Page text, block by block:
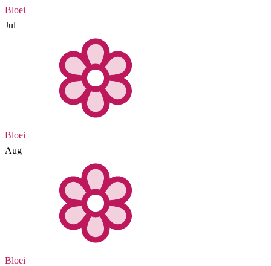
Bloei
Jul
Bloei
Aug
Bloei